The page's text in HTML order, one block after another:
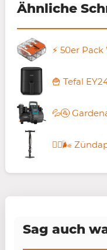
Ähnliche
Sag auch